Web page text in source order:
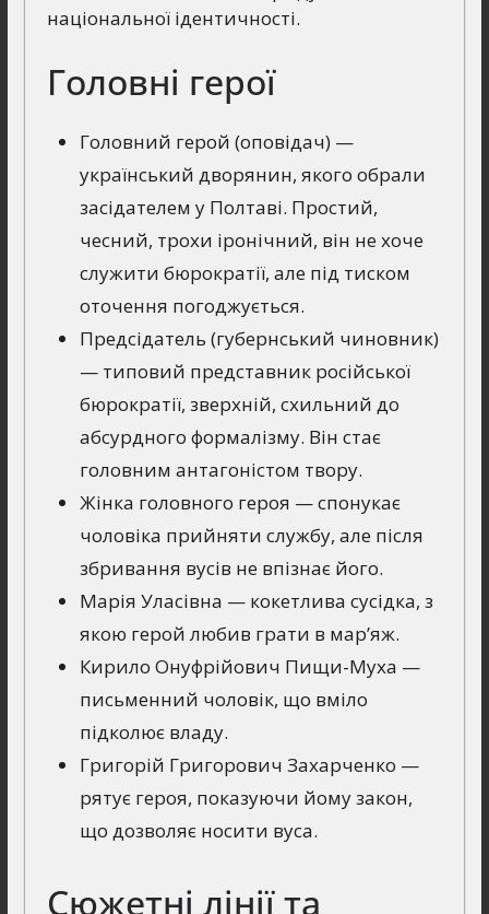
національної ідентичності.
Головні герої
Головний герой (оповідач) —
український дворянин, якого обрали
засідателем у Полтаві. Простий,
чесний, трохи іронічний, він не хоче
служити бюрократії, але під тиском
оточення погоджується.
Предсідатель (губернський чиновник)
— типовий представник російської
бюрократії, зверхній, схильний до
абсурдного формалізму. Він стає
головним антагоністом твору.
Жінка головного героя — спонукає
чоловіка прийняти службу, але після
збривання вусів не впізнає його.
Марія Уласівна — кокетлива сусідка, з
якою герой любив грати в мар’яж.
Кирило Онуфрійович Пищи-Муха —
письменний чоловік, що вміло
підколює владу.
Григорій Григорович Захарченко —
рятує героя, показуючи йому закон,
що дозволяє носити вуса.
Сюжетні лінії та